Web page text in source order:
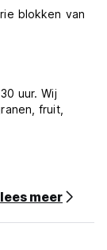
blokken van
uur. Wij
fruit,
vriezer,
lees meer